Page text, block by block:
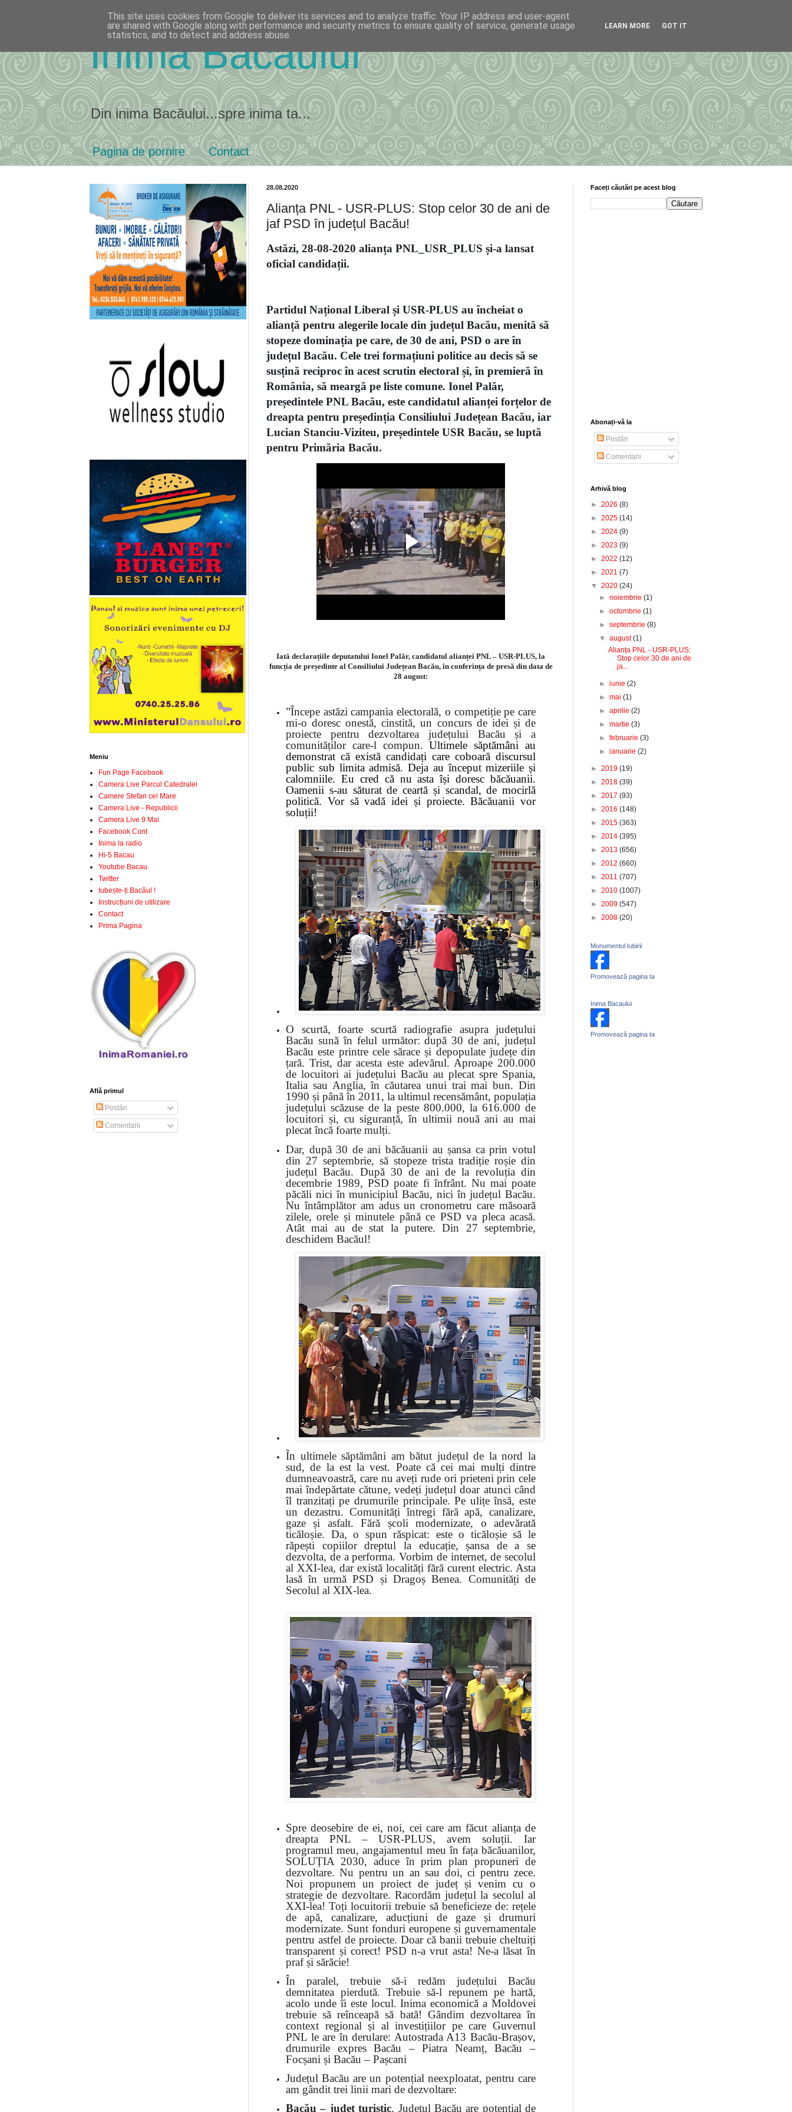
Inima Bacăului
Din inima Bacăului...spre inima ta...
Pagina de pornire Contact
28.08.2020
Alianța PNL - USR-PLUS: Stop celor 30 de ani de
jaf PSD în județul Bacău!
Astăzi, 28-08-2020 alianța PNL_USR_PLUS și-a lansat
oficial candidații.
Partidul Național Liberal și USR-PLUS au încheiat o
alianță pentru alegerile locale din județul Bacău, menită să
stopeze dominația pe care, de 30 de ani, PSD o are în
județul Bacău. Cele trei formațiuni politice au decis să se
susțină reciproc în acest scrutin electoral și, în premieră în
România, să meargă pe liste comune. Ionel Palăr,
președintele PNL Bacău, este candidatul alianței forțelor de
dreapta pentru președinția Consiliului Județean Bacău, iar
Lucian Stanciu-Viziteu, președintele USR Bacău, se luptă
pentru Primăria Bacău.
Iată declarațiile deputatului Ionel Palăr, candidatul alianței PNL – USR-PLUS, la
funcția de președinte al Consiliului Județean Bacău, în conferința de presă din data de
28 august:
”Începe astăzi campania electorală, o competiție pe care
mi-o doresc onestă, cinstită, un concurs de idei și de
proiecte pentru dezvoltarea județului Bacău și a
comunităților care-l compun.Ultimele săptămâni au
demonstrat că există candidați care coboară discursul
public sub limita admisă. Deja au început mizeriile și
calomniile. Eu cred că nu asta își doresc băcăuanii.
Oamenii s-au săturat de ceartă și scandal, de mocirlă
politică. Vor să vadă idei și proiecte. Băcăuanii vor
soluții!
O scurtă, foarte scurtă radiografie asupra județului
Bacău sună în felul următor: după 30 de ani, județul
Bacău este printre cele sărace și depopulate județe din
țară. Trist, dar acesta este adevărul. Aproape 200.000
de locuitori ai județului Bacău au plecat spre Spania,
Italia sau Anglia, în căutarea unui trai mai bun. Din
1990 și până în 2011, la ultimul recensământ, populația
județului scăzuse de la peste 800.000, la 616.000 de
locuitori și, cu siguranță, în ultimii nouă ani au mai
plecat încă foarte mulți.
Dar, după 30 de ani băcăuanii au șansa ca prin votul
din 27 septembrie, să stopeze trista tradiție roșie din
județul Bacău. După 30 de ani de la revoluția din
decembrie 1989, PSD poate fi înfrânt. Nu mai poate
păcăli nici în municipiul Bacău, nici în județul Bacău.
Nu întâmplător am adus un cronometru care măsoară
zilele, orele și minutele până ce PSD va pleca acasă.
Atât mai au de stat la putere. Din 27 septembrie,
deschidem Bacăul!
În ultimele săptămâni am bătut județul de la nord la
sud, de la est la vest. Poate că cei mai mulți dintre
dumneavoastră, care nu aveți rude ori prieteni prin cele
mai îndepărtate cătune, vedeți județul doar atunci când
îl tranzitați pe drumurile principale. Pe ulițe însă, este
un dezastru. Comunități întregi fără apă, canalizare,
gaze și asfalt. Fără școli modernizate, o adevărată
ticăloșie. Da, o spun răspicat: este o ticăloșie să le
răpești copiilor dreptul la educație, șansa de a se
dezvolta, de a performa. Vorbim de internet, de secolul
al XXI-lea, dar există localități fără curent electric. Asta
lasă în urmă PSD și Dragoș Benea. Comunități de
Secolul al XIX-lea.
Spre deosebire de ei, noi, cei care am făcut alianța de
dreapta PNL – USR-PLUS, avem soluții. Iar
programul meu, angajamentul meu în fața băcăuanilor,
SOLUȚIA 2030, aduce în prim plan propuneri de
dezvoltare. Nu pentru un an sau doi, ci pentru zece.
Noi propunem un proiect de județ și venim cu o
strategie de dezvoltare. Racordăm județul la secolul al
XXI-lea! Toți locuitorii trebuie să beneficieze de: rețele
de apă, canalizare, aducțiuni de gaze și drumuri
modernizate. Sunt fonduri europene și guvernamentale
pentru astfel de proiecte. Doar că banii trebuie cheltuiți
transparent și corect! PSD n-a vrut asta! Ne-a lăsat în
praf și sărăcie!
În paralel, trebuie să-i redăm județului Bacău
demnitatea pierdută. Trebuie să-l repunem pe hartă,
acolo unde îi este locul. Inima economică a Moldovei
trebuie să reînceapă să bată! Gândim dezvoltarea în
context regional și al investițiilor pe care Guvernul
PNL le are în derulare: Autostrada A13 Bacău-Brașov,
drumurile expres Bacău – Piatra Neamț, Bacău –
Focșani și Bacău – Pașcani
Județul Bacău are un potențial neexploatat, pentru care
am gândit trei linii mari de dezvoltare:
Bacău – județ turistic. Județul Bacău are potențial de
Meniu
Fun Page Facebook
Camera Live Parcul Catedralei
Camere Stefan cel Mare
Camera Live - Republicii
Camera Live 9 Mai
Facebook Cont
Inima la radio
Hi-5 Bacau
Youtube Bacau
Twitter
Iubește-ți Bacăul !
Instrucțiuni de utilizare
Contact
Prima Pagina
Află primul
Postări
Comentarii
Faceți căutări pe acest blog
Abonați-vă la
Postări
Comentarii
Arhivă blog
► 2026 (8)
► 2025 (14)
► 2024 (9)
► 2023 (9)
► 2022 (12)
► 2021 (7)
▼ 2020 (24)
►noiembrie(1)
►octombrie(1)
►septembrie(8)
▼august(1)
Alianța PNL - USR-PLUS:
Stop celor 30 de ani de
ja...
►iunie(2)
►mai(1)
►aprilie(2)
►martie(3)
►februarie(3)
►ianuarie(2)
► 2019 (19)
► 2018 (39)
► 2017 (93)
► 2016 (148)
► 2015 (363)
► 2014 (395)
► 2013 (656)
► 2012 (660)
► 2011 (707)
► 2010 (1007)
► 2009 (547)
► 2008 (20)
Monumentul Iubirii
Promovează pagina ta
Inima Bacaului
Promovează pagina ta
This site uses cookies from Google to deliver its services and to analyze traffic. Your IP address and user-agent
are shared with Google along with performance and security metrics to ensure quality of service, generate usage
statistics, and to detect and address abuse.
LEARN MORE GOT IT